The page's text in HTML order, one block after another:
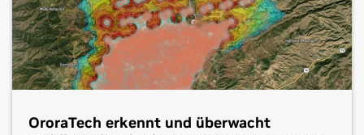
Produkte und Cloud-Services, die Kunden dabei
unterstützen, neue Lösungen zu realisieren, um die
Herausforderungen von heute zu bewältigen und die
Zukunft zu gestalten. Damit können
Energieunternehmen Anwendungen in mehreren
(Edge) mit den Tools und Frameworks ihrer Wahl
Eviden ist ein Technologieführer der nächsten
Generation im Bereich der datengesteuerten,
vertrauenswürdigen und nachhaltigen digitalen
Transformation mit einem starken Portfolio
Positionen in den Bereichen Advanced Computing,
Quantiphi ist ein preisgekröntes Unternehmen für die
Entwicklung von Digitaltechnik mit Schwerpunkt KI.
Quantiphi hat durch das Zusammenspiel seiner
umfangreichen Branchenerfahrung mit strengen
Cloud- und Data-Engineering-Praktiken sowie
Erzielung quantifizierbarer Geschäftsergebnisse
OroraTech erkennt und überwacht